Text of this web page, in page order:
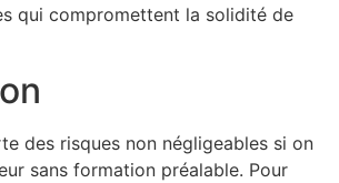
qui compromettent la solidité de
des risques non négligeables si on
sans formation préalable. Pour